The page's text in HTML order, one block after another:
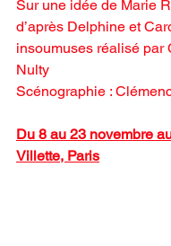
Sur une idée de Marie
d’après Delphine et
insoumuses réalisé par
Nulty
Scénographie :
Du 8 au 23 novembre
Villette, Paris